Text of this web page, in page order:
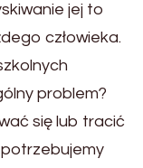
jej to
człowieka.
problem?
się lub tracić